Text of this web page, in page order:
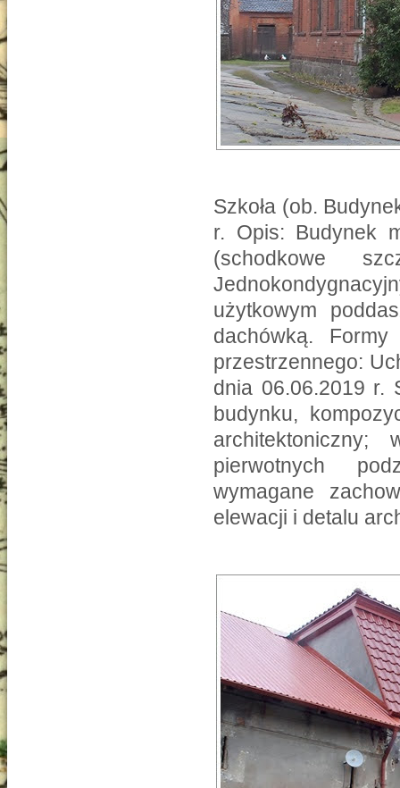
Szkoła (ob.
r. Opis: Budynek
(schodkowe
użytkowym
dachówką.
przestrzennego:
dnia 06.06.2019 r.
budynku,
architektoniczny;
pierwotnych
wymagane
elewacji i detalu